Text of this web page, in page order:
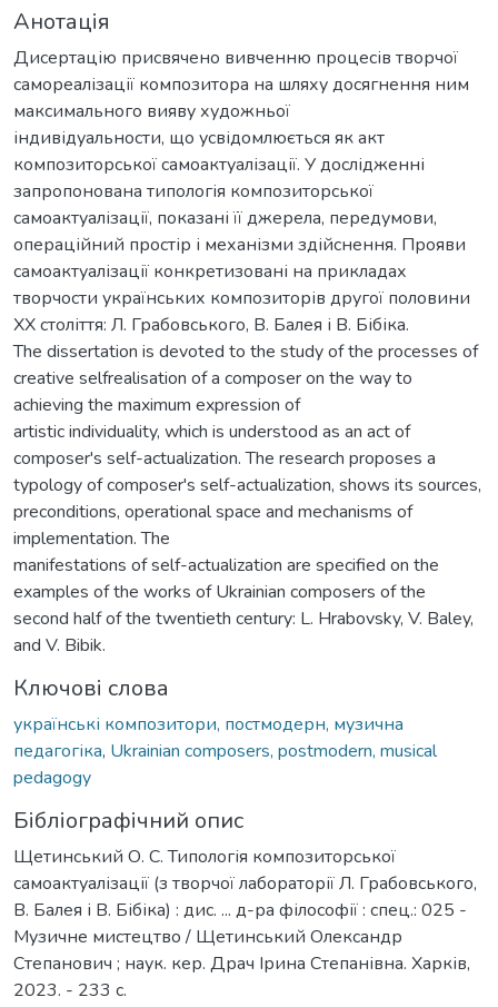
Анотація
Дисертацію присвячено вивченню процесів творчої
самореалізації композитора на шляху досягнення ним
максимального вияву художньої
індивідуальности, що усвідомлюється як акт
композиторської самоактуалізації. У дослідженні
запропонована типологія композиторської
самоактуалізації, показані її джерела, передумови,
операційний простір і механізми здійснення. Прояви
самоактуалізації конкретизовані на прикладах
творчости українських композиторів другої половини
ХХ століття: Л. Грабовського, В. Балея і В. Бібіка.
The dissertation is devoted to the study of the processes of
creative selfrealisation of a composer on the way to
achieving the maximum expression of
artistic individuality, which is understood as an act of
composer's self-actualization. The research proposes a
typology of composer's self-actualization, shows its sources,
preconditions, operational space and mechanisms of
implementation. The
manifestations of self-actualization are specified on the
examples of the works of Ukrainian composers of the
second half of the twentieth century: L. Hrabovsky, V. Baley,
and V. Bibik.
Ключові слова
українські композитори, постмодерн, музична
педагогіка, Ukrainian composers, postmodern, musical
pedagogy
Бібліографічний опис
Щетинський О. С. Типологія композиторської
самоактуалізації (з творчої лабораторії Л. Грабовського,
В. Балея і В. Бібіка) : дис. ... д-ра філософії : спец.: 025 -
Музичне мистецтво / Щетинський Олександр
Степанович ; наук. кер. Драч Ірина Степанівна. Харків,
2023. - 233 с.